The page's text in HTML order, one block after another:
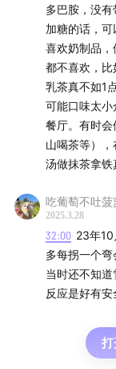
✨为什么高端
高端品牌不
难以接受，全
弹。同时，中
价，因为消
✨雪王为何调
雪王从四块涨
争者较少的
价权的企业
说，老干妈和
企业数量有限
蜜雪冰城通
材的生产，
多巴胺，没
加糖的话，可
喜欢奶制品
都不喜欢，
乳茶真不如1
可能口味太
餐厅。有时
山喝茶等）
汤做抹茶拿
吃葡萄不吐菠
2025.3.28
32:00 23年10
多每拐一个弯
当时还不知
反应是好有